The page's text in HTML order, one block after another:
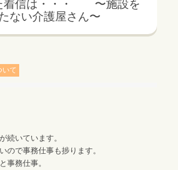
着信は・・・ 〜施設を
ない介護屋さん〜
いて
続いています。
ので事務仕事も捗ります。
事務仕事。